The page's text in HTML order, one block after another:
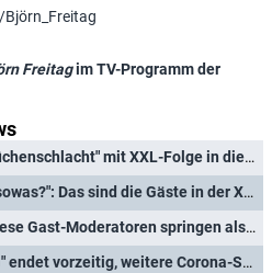
Freitagim TV-Programm der
ZDF hievt "Die Küchenschlacht" mit XXL-Folge in die Primetime
"Wer weiß denn sowas?": Das sind die Gäste in der XXL-Folge vom 8. Februar und in der Woche vom 10. bis 14. Februar 2025
"Kölner Treff": Diese Gast-Moderatoren springen als Ersatz für Micky Beisenherz ein
"Quarantäne-WG" endet vorzeitig, weitere Corona-Sondersendungen und Programmänderungen